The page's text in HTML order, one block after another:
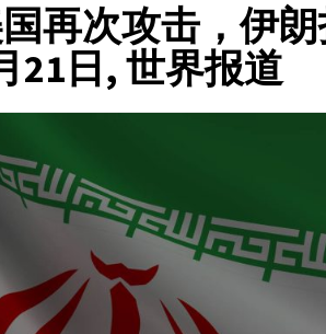
再次攻击，伊
21日, 世界报道